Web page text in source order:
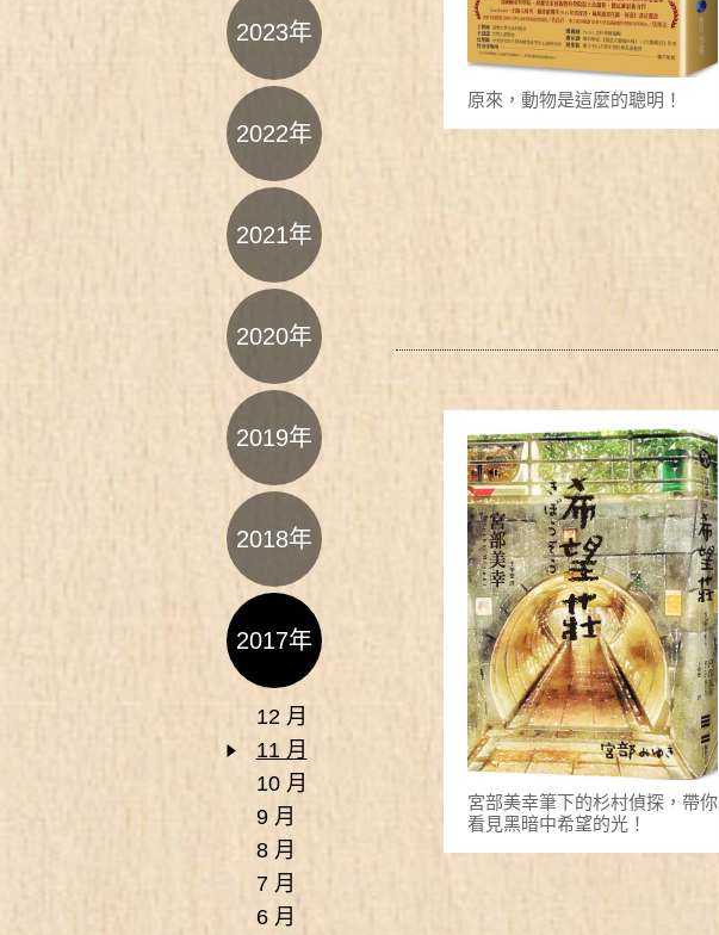
2023年
2022年
2021年
2020年
2019年
2018年
2017年
12 月
11 月
10 月
9 月
8 月
7 月
6 月
原來，動物是這麼的聰明！
宮部美幸筆下的杉村偵探，帶你
看見黑暗中希望的光！